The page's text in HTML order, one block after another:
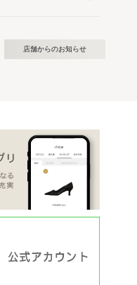
店舗からのお知らせ